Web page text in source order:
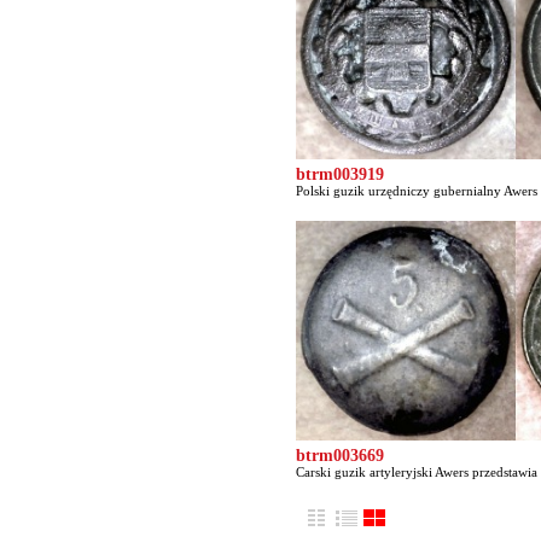
btrm003919
Polski guzik urzędniczy gubernialny Awers
btrm003669
Carski guzik artyleryjski Awers